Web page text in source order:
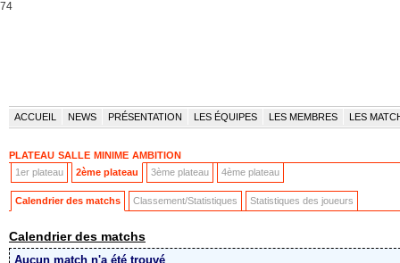
74
ACCUEIL NEWS PRÉSENTATION LES ÉQUIPES LES MEMBRES LES
plateau salle minime ambition
1er plateau 2ème plateau 3ème plateau 4ème plateau
Calendrier des matchs Classement/Statistiques Statistiques des joueurs
Calendrier des matchs
Aucun match n'a été trouvé